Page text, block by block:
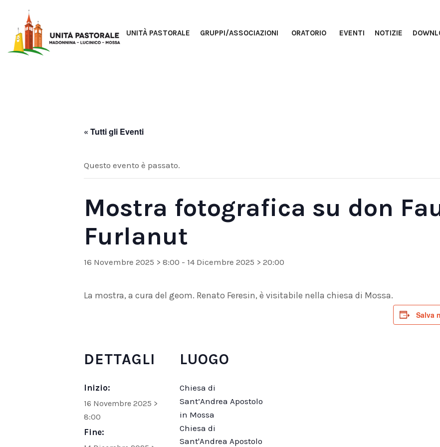
UNITÀ PASTORALE GRUPPI/ASSOCIAZIONI ORATORIO EVENTI NOTIZIE
« Tutti gli Eventi
Questo evento è passato.
Mostra fotografica su don
Furlanut
16 Novembre 2025 > 8:00 - 14 Dicembre 2025 > 20:00
La mostra, a cura del geom. Renato Feresin, è visitabile nella chiesa di Mossa.
Salva
DETTAGLI
Inizio:
16 Novembre 2025 >
8:00
Fine:
LUOGO
Chiesa di
Sant’Andrea Apostolo
in Mossa
Chiesa di
Sant'Andrea Apostolo